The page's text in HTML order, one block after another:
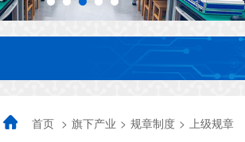
首页 > 旗下产业 > 规章制度 > 上级规章